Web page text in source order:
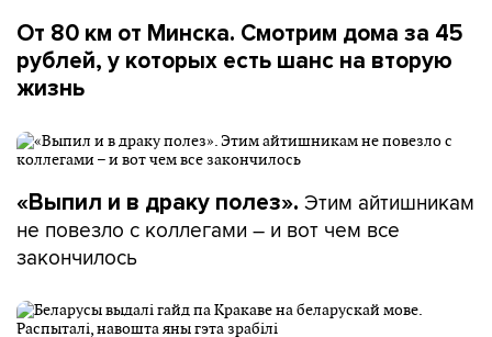
От 80 км от Минска. Смотрим дома за 45
рублей, у которых есть шанс на вторую
жизнь
«Выпил и в драку полез». Этим айтишникам
не повезло с коллегами – и вот чем все
закончилось